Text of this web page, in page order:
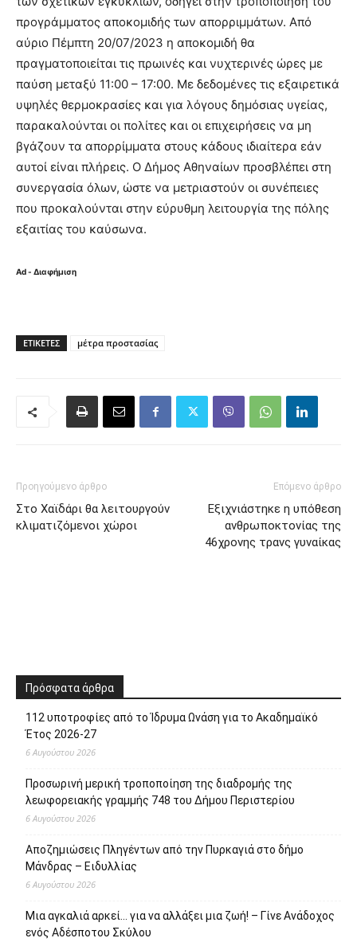
προγράμματος αποκομιδής των απορριμμάτων. Από
αύριο Πέμπτη 20/07/2023 η αποκομιδή θα
πραγματοποιείται τις πρωινές και νυχτερινές ώρες με
παύση μεταξύ 11:00 – 17:00. Με δεδομένες τις εξαιρετικά
υψηλές θερμοκρασίες και για λόγους δημόσιας υγείας,
παρακαλούνται οι πολίτες και οι επιχειρήσεις να μη
βγάζουν τα απορρίμματα στους κάδους ιδιαίτερα εάν
αυτοί είναι πλήρεις. Ο Δήμος Αθηναίων προσβλέπει στη
συνεργασία όλων, ώστε να μετριαστούν οι συνέπειες
που προκαλούνται στην εύρυθμη λειτουργία της πόλης
εξαιτίας του καύσωνα.
Ad - Διαφήμιση
ΕΤΙΚΈΤΕΣ μέτρα προστασίας
Προηγούμενο άρθρο
Στο Χαϊδάρι θα λειτουργούν
κλιματιζόμενοι χώροι
Επόμενο άρθρο
Εξιχνιάστηκε η υπόθεση
ανθρωποκτονίας της
46χρονης τρανς γυναίκας
Πρόσφατα άρθρα
112 υποτροφίες από το Ίδρυμα Ωνάση για το Ακαδημαϊκό
Έτος 2026-27
6 Αυγούστου 2026
Προσωρινή μερική τροποποίηση της διαδρομής της
λεωφορειακής γραμμής 748 του Δήμου Περιστερίου
6 Αυγούστου 2026
Αποζημιώσεις Πληγέντων από την Πυρκαγιά στο δήμο
Μάνδρας – Ειδυλλίας
6 Αυγούστου 2026
Μια αγκαλιά αρκεί… για να αλλάξει μια ζωή! – Γίνε Ανάδοχος
ενός Αδέσποτου Σκύλου